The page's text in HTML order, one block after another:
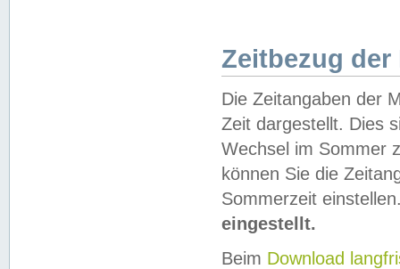
Zeitbezug der
Die Zeitangaben der
Zeit dargestellt. Dies
Wechsel im Sommer
können Sie die
Sommerzeit
eingestellt.
Beim Download